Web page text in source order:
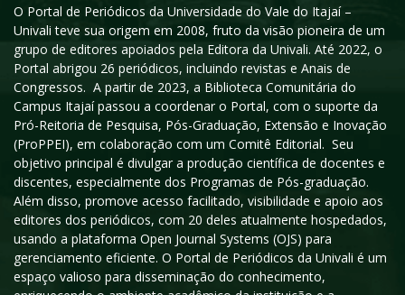
O Portal de Periódicos da Universidade do Vale do Itajaí –
Univali teve sua origem em 2008, fruto da visão pioneira de um
grupo de editores apoiados pela Editora da Univali. Até 2022, o
Portal abrigou 26 periódicos, incluindo revistas e Anais de
Congressos. A partir de 2023, a Biblioteca Comunitária do
Campus Itajaí passou a coordenar o Portal, com o suporte da
Pró-Reitoria de Pesquisa, Pós-Graduação, Extensão e Inovação
(ProPPEI), em colaboração com um Comitê Editorial. Seu
objetivo principal é divulgar a produção científica de docentes e
discentes, especialmente dos Programas de Pós-graduação.
Além disso, promove acesso facilitado, visibilidade e apoio aos
editores dos periódicos, com 20 deles atualmente hospedados,
usando a plataforma Open Journal Systems (OJS) para
gerenciamento eficiente. O Portal de Periódicos da Univali é um
espaço valioso para disseminação do conhecimento,